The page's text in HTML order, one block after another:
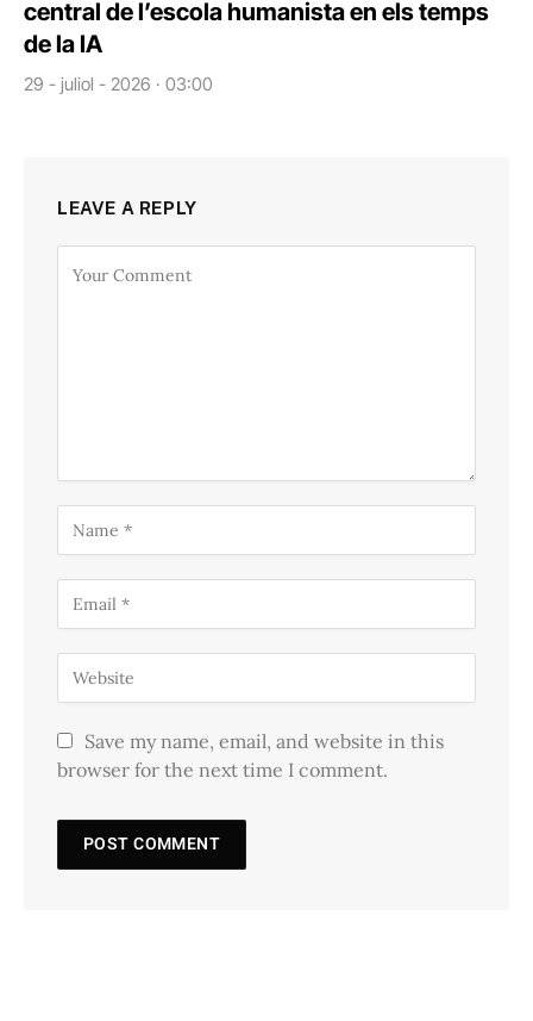
central de l’escola humanista en els temps
de la IA
29 - juliol - 2026 · 03:00
LEAVE A REPLY
Save my name, email, and website in this
browser for the next time I comment.